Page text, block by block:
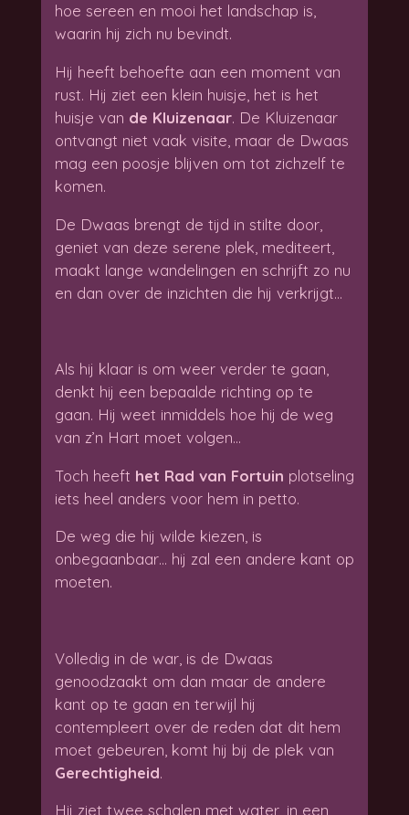
hoe sereen en mooi het landschap is,
waarin hij zich nu bevindt.
Hij heeft behoefte aan een moment van
rust. Hij ziet een klein huisje, het is het
huisje van de Kluizenaar. De Kluizenaar
ontvangt niet vaak visite, maar de Dwaas
mag een poosje blijven om tot zichzelf te
komen.
De Dwaas brengt de tijd in stilte door,
geniet van deze serene plek, mediteert,
maakt lange wandelingen en schrijft zo nu
en dan over de inzichten die hij verkrijgt…
Als hij klaar is om weer verder te gaan,
denkt hij een bepaalde richting op te
gaan. Hij weet inmiddels hoe hij de weg
van z’n Hart moet volgen…
Toch heeft het Rad van Fortuin plotseling
iets heel anders voor hem in petto.
De weg die hij wilde kiezen, is
onbegaanbaar… hij zal een andere kant op
moeten.
Volledig in de war, is de Dwaas
genoodzaakt om dan maar de andere
kant op te gaan en terwijl hij
contempleert over de reden dat dit hem
moet gebeuren, komt hij bij de plek van
Gerechtigheid.
Hij ziet twee schalen met water, in een